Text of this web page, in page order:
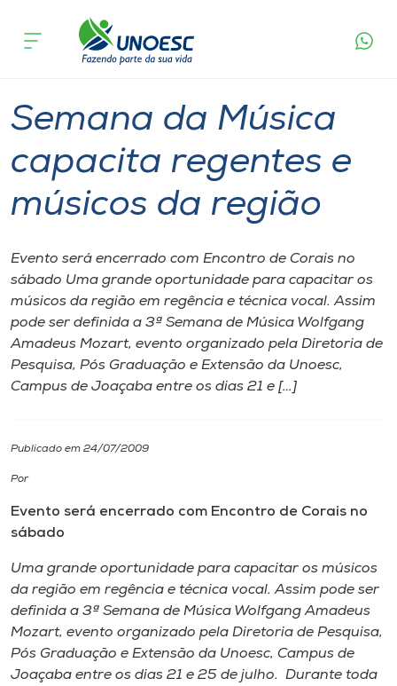
Cursos
Atendimento ao Estudante
Portal de Ensino
A
Unoesc
Internacionalização
Cultura
CPA
Biblioteca
acontece
Semana da Música
capacita regentes e
músicos da região
Evento será encerrado com Encontro de Corais no
sábado Uma grande oportunidade para capacitar os
músicos da região em regência e técnica vocal. Assim
pode ser definida a 3ª Semana de Música Wolfgang
Amadeus Mozart, evento organizado pela Diretoria de
Pesquisa, Pós Graduação e Extensão da Unoesc,
Campus de Joaçaba entre os dias 21 e […]
Publicado em 24/07/2009
Por
Evento será encerrado com Encontro de Corais no
sábado
Uma grande oportunidade para capacitar os músicos
da região em regência e técnica vocal. Assim pode ser
definida a 3ª Semana de Música Wolfgang Amadeus
Mozart, evento organizado pela Diretoria de Pesquisa,
Pós Graduação e Extensão da Unoesc, Campus de
Joaçaba entre os dias 21 e 25 de julho. Durante toda